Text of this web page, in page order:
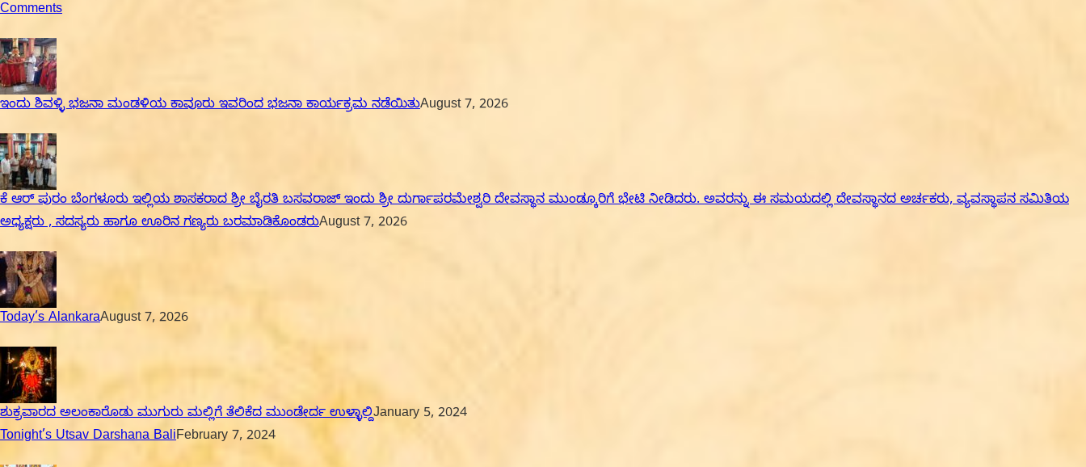
Comments
ಇಂದು ಶಿವಳ್ಳಿ ಭಜನಾ ಮಂಡಳಿಯ ಕಾವೂರು ಇವರಿಂದ ಭಜನಾ ಕಾರ್ಯಕ್ರಮ ನಡೆಯಿತುAugust 7, 2026
ಕೆ ಆರ್ ಪುರಂ ಬೆಂಗಳೂರು ಇಲ್ಲಿಯ ಶಾಸಕರಾದ ಶ್ರೀ ಬೈರತಿ ಬಸವರಾಜ್ ಇಂದು ಶ್ರೀ ದುರ್ಗಾಪರಮೇಶ್ವರಿ ದೇವಸ್ಥಾನ ಮುಂಡ್ಕೂರಿಗೆ ಭೇಟಿ ನೀಡಿದರು. ಅವರನ್ನು ಈ ಸಮಯದಲ್ಲಿ ದೇವಸ್ಥಾನದ ಅರ್ಚಕರು, ವ್ಯವಸ್ಥಾಪನ ಸಮಿತಿಯ
ಅಧ್ಯಕ್ಷರು , ಸದಸ್ಯರು ಹಾಗೂ ಊರಿನ ಗಣ್ಯರು ಬರಮಾಡಿಕೊಂಡರುAugust 7, 2026
Today’s AlankaraAugust 7, 2026
ಶುಕ್ರವಾರದ ಅಲಂಕಾರೊಡು ಮುಗುರು ಮಲ್ಲಿಗೆ ತೆಲಿಕೆದ ಮುಂಡೇರ್ದ ಉಳ್ಳಾಲ್ದಿJanuary 5, 2024
Tonight’s Utsav Darshana BaliFebruary 7, 2024